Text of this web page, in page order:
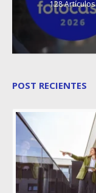
128 Artículos
POST RECIENTES